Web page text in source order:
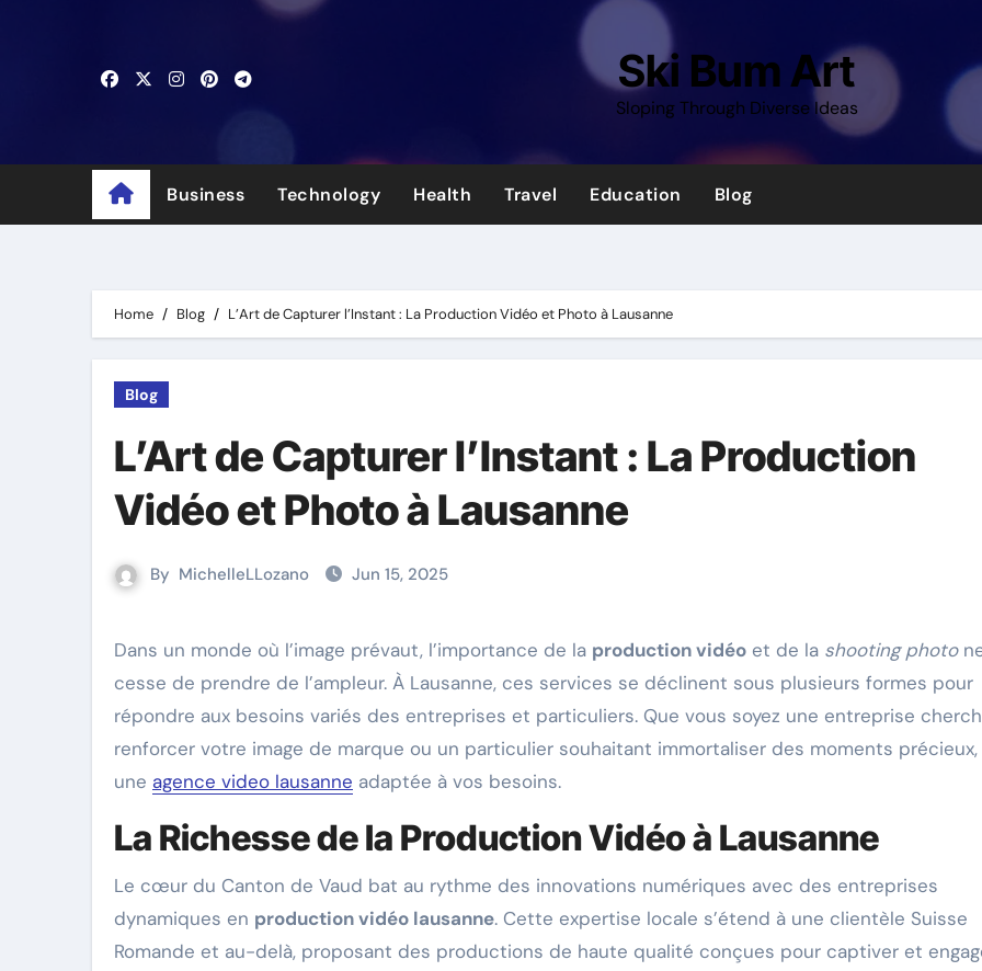
Ski Bum Art
Sloping Through Diverse Ideas
Business Technology Health Travel Education Blog
Home Blog L’Art de Capturer l’Instant : La Production Vidéo et Photo à Lausanne
Blog
L’Art de Capturer l’Instant : La Production
Vidéo et Photo à Lausanne
By MichelleLLozano Jun 15, 2025
Dans un monde où l’image prévaut, l’importance de la production vidéo et de la shooting photo
cesse de prendre de l’ampleur. À Lausanne, ces services se déclinent sous plusieurs formes pour
répondre aux besoins variés des entreprises et particuliers. Que vous soyez une entreprise
renforcer votre image de marque ou un particulier souhaitant immortaliser des moments précieux,
une agence video lausanne adaptée à vos besoins.
La Richesse de la Production Vidéo à Lausanne
Le cœur du Canton de Vaud bat au rythme des innovations numériques avec des entreprises
dynamiques en production vidéo lausanne. Cette expertise locale s’étend à une clientèle Suisse
Romande et au-delà, proposant des productions de haute qualité conçues pour captiver et